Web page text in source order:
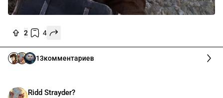
2 4
13комментариев
Ridd Strayder?